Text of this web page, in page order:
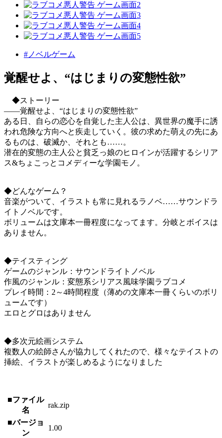
#ノベルゲーム
覚醒せよ、“はじまりの変態性欲”
◆ストーリー
――覚醒せよ、“はじまりの変態性欲”
ある日、自らの恋心を自覚した主人公は、異世界の魔手に誘
われ危険な方向へと疾走していく。彼の求めた萌えの先にあ
るものは、破滅か、それとも……。
潜在的変態の主人公と貧乏っ娘のヒロインが活躍するシリア
ス&ちょこっとコメディーな学園モノ。
◆どんなゲーム？
音楽がついて、イラストも常に見れるラノベ……サウンドラ
イトノベルです。
ボリュームは文庫本一冊程度になってます。分岐とボイスは
ありません。
◆テイスティング
ゲームのジャンル：サウンドライトノベル
作風のジャンル：変態系シリアス風味学園ラブコメ
プレイ時間：2～4時間程度（薄めの文庫本一冊くらいのボリ
ュームです）
エロとグロはありません
◆多次元絵画システム
複数人の絵師さんが協力してくれたので、様々なテイストの
挿絵、イラストが楽しめるようになりました
■ファイル
名
rak.zip
■バージョ
ン
1.00